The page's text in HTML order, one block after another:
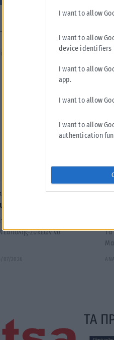
I want to allow
I want to allow
device identifiers
I want to allow
app.
I want to allow
I want to allow
authentication
στις 28 και 29 Ιουνίου
2026, με τη δημοτική
Συκεών να
07/2026
τα
ΤΑ